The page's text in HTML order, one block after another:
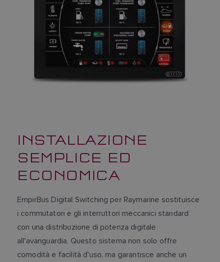
INSTALLAZIONE
SEMPLICE ED
ECONOMICA
EmpirBus Digital Switching per Raymarine sostituisce
i commutatori e gli interruttori meccanici standard
con una distribuzione di potenza digitale
all'avanguardia. Questo sistema non solo offre
comodità e facilità d'uso, ma garantisce anche un